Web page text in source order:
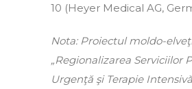
10 (Heyer Medical AG,
Nota: Proiectul moldo-
„Regionalizarea Serviciilor
Urgenţă şi Terapie